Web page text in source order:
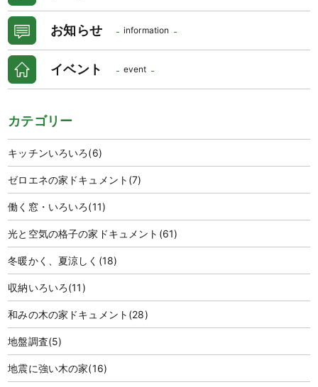
お知らせ information
イベント event
カテゴリー
キッチンいろいろ(6)
ゼロエネの家ドキュメント (7)
働く窓・いろいろ(11)
光と空気の格子の家ドキュメント (61)
冬暖かく、夏涼しく (18)
収納いろいろ(11)
和みの木の家ドキュメント (28)
地盤調査(5)
地震に強い木の家(16)